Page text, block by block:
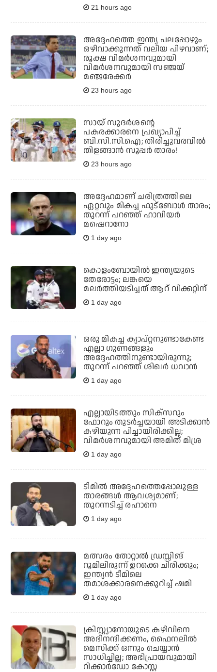
21 hours ago
അദ്ദേഹത്തെ ഇന്ത്യ പലപ്പോഴും
ഒഴിവാക്കുന്നത് വലിയ പിഴവാണ്;
രൂക്ഷ വിമര്‍ശനവുമായി
വിമര്‍ശനവുമായി സഞ്ജയ്
മഞ്ജരേക്കര്‍
23 hours ago
സായ് സുദര്‍ശന്റെ
പകരക്കാരനെ പ്രഖ്യാപിച്ച്
ബി.സി.സി.ഐ; തിരിച്ചുവരവില്‍
തിളങ്ങാന്‍ സൂപ്പര്‍ താരം!
23 hours ago
അദ്ദേഹമാണ് ചരിത്രത്തിലെ
ഏറ്റവും മികച്ച ഫുട്‌ബോള്‍ താരം;
തുറന്ന് പറഞ്ഞ് ഹാവിയര്‍
മഷെറാനോ
1 day ago
കൊളംബോയില്‍ ഇന്ത്യയുടെ
തേരോട്ടം; ലങ്കയെ
മലര്‍ത്തിയടിച്ചത് ആറ് വിക്കറ്റിന്
1 day ago
ഒരു മികച്ച ക്യാപ്റ്റനുണ്ടാകേണ്ട
എല്ലാ ഗുണങ്ങളും
അദ്ദേഹത്തിനുണ്ടായിരുന്നു;
തുറന്ന് പറഞ്ഞ് ശിഖര്‍ ധവാന്‍
1 day ago
എല്ലായിടത്തും സിക്‌സറും
ഫോറും തുടര്‍ച്ചയായി അടിക്കാന്‍
കഴിയുന്ന പിച്ചായിരിക്കില്ല;
വിമര്‍ശനവുമായി അമിത് മിശ്ര
1 day ago
ടീമില്‍ അദ്ദേഹത്തെപ്പോലുള്ള
താരങ്ങള്‍ ആവശ്യമാണ്;
തുറന്നടിച്ച് രഹാനെ
1 day ago
മത്സരം തോറ്റാല്‍ ഡ്രസ്സിങ്
റൂമിലിരുന്ന് ഉറക്കെ ചിരിക്കും;
ഇന്ത്യന്‍ ടീമിലെ
തമാശക്കാരനെക്കുറിച്ച് ഷമി
1 day ago
ക്രിസ്റ്റ്യാനോയുടെ കഴിവിനെ
അഭിനന്ദിക്കണം, ഫൈനലില്‍
മെസിക്ക് ഒന്നും ചെയ്യാന്‍
സാധിച്ചില്ല; അഭിപ്രായവുമായി
റിക്കാര്‍ഡോ കോസ്റ്റ